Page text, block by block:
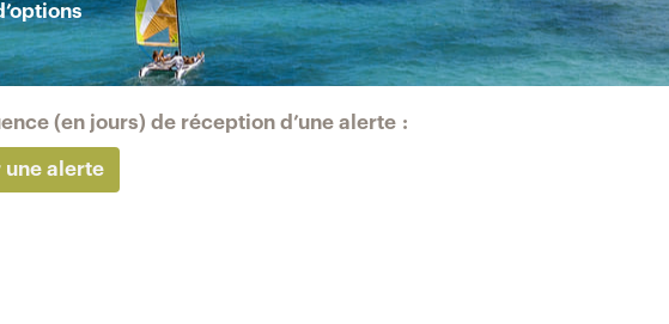
(en jours) de réception d’une alerte :
alerte